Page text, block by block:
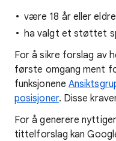
være 18 år eller eldre
ha valgt et støttet
For å sikre forslag av
første omgang ment
funksjonene
posisjoner. Disse
For å generere
tittelforslag kan